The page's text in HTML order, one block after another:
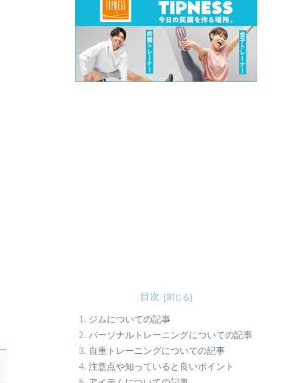
目次
ジムについての記事
パーソナルトレーニングについての記事
自重トレーニングについての記事
注意点や知っていると良いポイント